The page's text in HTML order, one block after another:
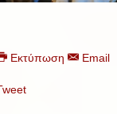
Εκτύπωση Email